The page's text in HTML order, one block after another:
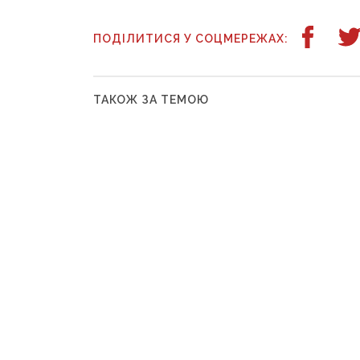
ПОДІЛИТИСЯ У СОЦМЕРЕЖАХ:
ТАКОЖ ЗА ТЕМОЮ